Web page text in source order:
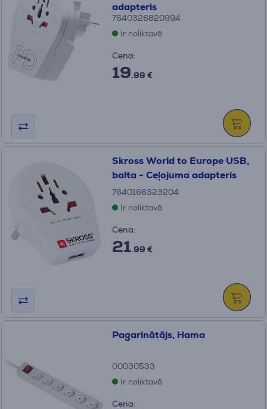
adapteris
7640326820994
Ir noliktavā
Cena:
19.99 €
Skross World to Europe USB,
balta - Ceļojuma adapteris
7640166323204
Ir noliktavā
Cena:
21.99 €
Pagarinātājs, Hama
00030533
Ir noliktavā
Cena: